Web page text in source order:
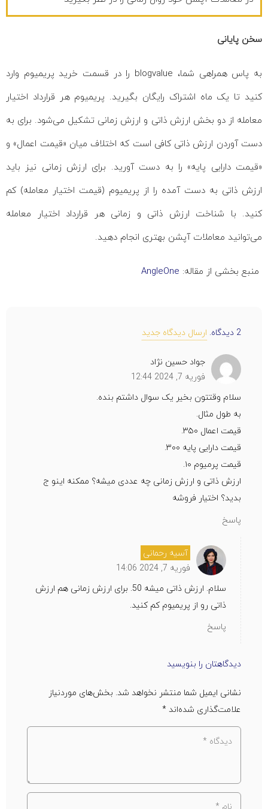
سخن پایانی
به پاس همراهی شما، blogvalue را در قسمت خرید پریمیوم وارد
کنید تا یک ماه اشتراک رایگان بگیرید. پریمیوم هر قرارداد اختیار
معامله از دو بخش ارزش ذاتی و ارزش زمانی تشکیل می‌شود. برای به
دست آوردن ارزش ذاتی کافی است که اختلاف میان «قیمت اعمال» و
«قیمت دارایی پایه» را به دست آورید. برای ارزش زمانی نیز باید
ارزش ذاتی به دست آمده را از پریمیوم (قیمت اختیار معامله) کم
کنید. با شناخت ارزش ذاتی و زمانی هر قرارداد اختیار معامله
می‌توانید معاملات آپشن بهتری انجام دهید.
منبع بخشی از مقاله: AngleOne
2 دیدگاه. ارسال دیدگاه جدید
جواد حسین نژاد
فوریه 7, 2024 12:44
سلام وقتتون بخیر یک سوال داشتم بنده.
به طول مثال.
قیمت اعمال ۳۵۰.
قیمت دارایی پایه ۳۰۰.
قیمت پرمیوم ۱۰.
ارزش ذاتی و ارزش زمانی چه عددی میشه؟ ممکنه اینو ج
بدید؟ اختیار فروشه
پاسخ
آسیه رحمانی
فوریه 7, 2024 14:06
سلام. ارزش ذاتی میشه 50. برای ارزش زمانی هم ارزش
ذاتی رو از پریمیوم کم کنید.
پاسخ
دیدگاهتان را بنویسید
نشانی ایمیل شما منتشر نخواهد شد. بخش‌های موردنیاز
علامت‌گذاری شده‌اند*